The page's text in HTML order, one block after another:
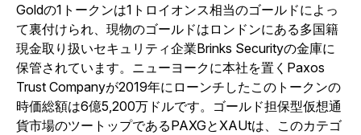
Goldの1トークンは1トロイオンス相当のゴールドによっ
て裏付けられ、現物のゴールドはロンドンにある多国籍
現金取り扱いセキュリティ企業Brinks Securityの金庫に
保管されています。ニューヨークに本社を置くPaxos
Trust Companyが2019年にローンチしたこのトークンの
時価総額は6億5,200万ドルです。ゴールド担保型仮想通
貨市場のツートップであるPAXGとXAUtは、このカテゴ